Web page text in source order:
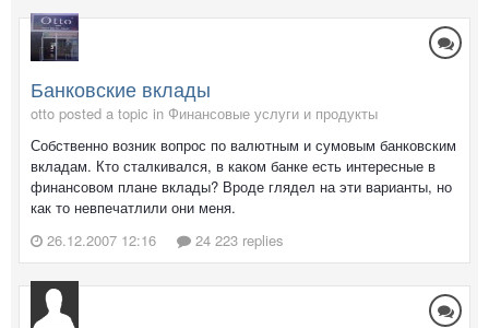
Банковские вклады
otto posted a topic in Финансовые услуги и продукты
Собственно возник вопрос по валютным и сумовым банковским
вкладам. Кто сталкивался, в каком банке есть интересные в
финансовом плане вклады? Вроде глядел на эти варианты, но
как то невпечатлили они меня.
26.12.2007 12:16
24 223 replies